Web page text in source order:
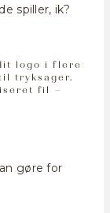
spiller, ik?
logo i flere
tryksager.
fil –
gøre for